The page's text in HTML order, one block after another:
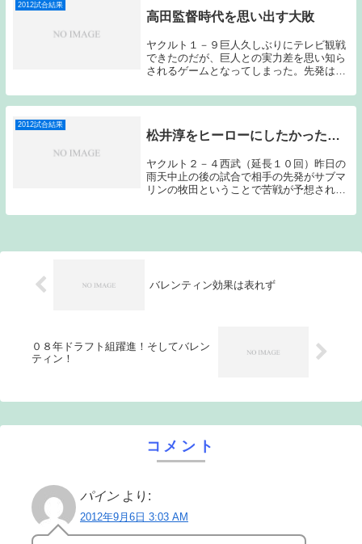
2012試合結果
高田監督時代を思い出す大敗
ヤクルト１－９巨人久しぶりにテレビ観戦
できたのだが、巨人との実力差を思い知ら
されるゲームとなってしまった。先発は、
は、1番ショート山田、2番センター上田、
3番レフトミレッジ、4番ファースト畠山、
2012試合結果
松井淳をヒーローにしたかった…
ヤクルト２－４西武（延長１０回）昨日の
雨天中止の後の試合で相手の先発がサブマ
リンの牧田ということで苦戦が予想された
たと思う。それでも勝ちきれなかった。ヤ
バレンティン効果は表れず
０８年ドラフト組躍進！そしてバレン
ティン！
コメント
パイン より:
2012年9月6日 3:03 AM